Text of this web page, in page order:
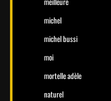
michel
michel bussi
moi
mortelle adèle
naturel